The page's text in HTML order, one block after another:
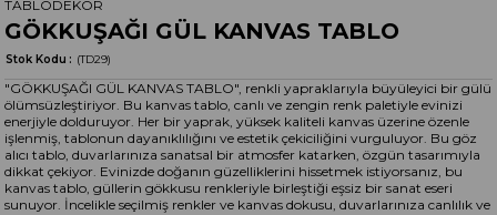
GÖKKUŞAĞI GÜL KANVAS TABLO
(TD29)
Stok Kodu
TABLODEKOR
"GÖKKUŞAĞI GÜL KANVAS TABLO", renkli yapraklarıyla büyüleyici bir gülü
ölümsüzleştiriyor. Bu kanvas tablo, canlı ve zengin renk paletiyle evinizi
enerjiyle dolduruyor. Her bir yaprak, yüksek kaliteli kanvas üzerine özenle
işlenmiş, tablonun dayanıklılığını ve estetik çekiciliğini vurguluyor. Bu göz
alıcı tablo, duvarlarınıza sanatsal bir atmosfer katarken, özgün tasarımıyla
dikkat çekiyor. Evinizde doğanın güzelliklerini hissetmek istiyorsanız, bu
kanvas tablo, güllerin gökkusu renkleriyle birleştiği eşsiz bir sanat eseri
sunuyor. İncelikle seçilmiş renkler ve kanvas dokusu, duvarlarınıza canlılık ve